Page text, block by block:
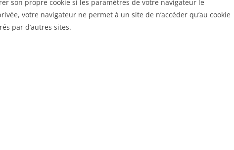
son propre cookie si les paramètres de votre navigateur le
votre navigateur ne permet à un site de n’accéder qu’au cookie
par d’autres sites.